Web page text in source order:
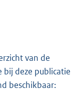
van de
bij deze publicatie
beschikbaar: